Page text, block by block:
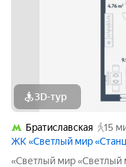
3D-тур
Братиславская
15
ЖК «Светлый мир
«Светлый мир «Светлый мир